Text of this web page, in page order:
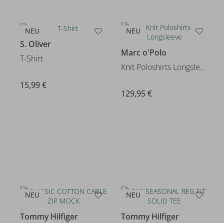
NEU
S. Oliver
T-Shirt
15,99 €
NEU
Marc o'Polo
Knit Poloshirts Longsleeve
129,95 €
NEU
Tommy Hilfiger
NEU
Tommy Hilfiger